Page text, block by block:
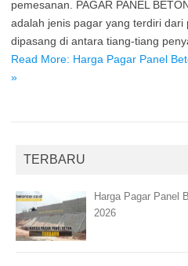
pemesanan. PAGAR PANEL
adalah jenis pagar yang terdiri dari
dipasang di antara tiang-tiang
Read More: Harga Pagar Panel
»
TERBARU
Harga Pagar Panel
2026